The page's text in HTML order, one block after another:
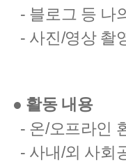
- 블로그 등 나
- 사진/영상 촬
● 활동 내용
- 온/오프라인
- 사내/외 사회